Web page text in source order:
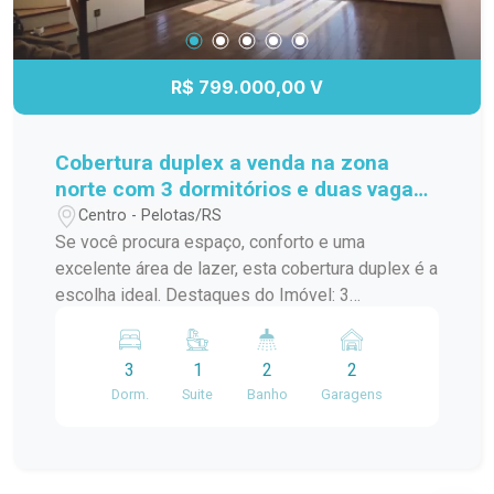
R$ 799.000,00 V
Cobertura duplex a venda na zona
norte com 3 dormitórios e duas vagas
de garagem
Centro - Pelotas/RS
Se você procura espaço, conforto e uma
excelente área de lazer, esta cobertura duplex é a
escolha ideal. Destaques do Imóvel: 3
e aconchegante com lareira Lavabo Banheiro
social Cozinha com moveis planejados No
pavimento superior você encontra: Dependência
3
Dorm.
1
Suite
2
Banho
2
Garagens